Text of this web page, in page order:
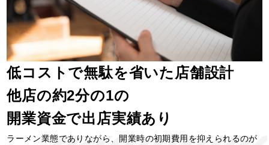
低コストで無駄を省いた店舗設計
他店の約2分の1の
開業資金で出店実績あり
ラーメン業態でありながら、開業時の初期費用を抑えられるのが